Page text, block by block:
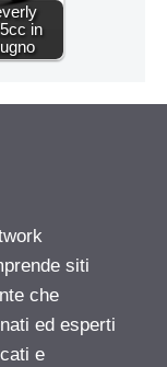
in
siti
che
ed esperti
e